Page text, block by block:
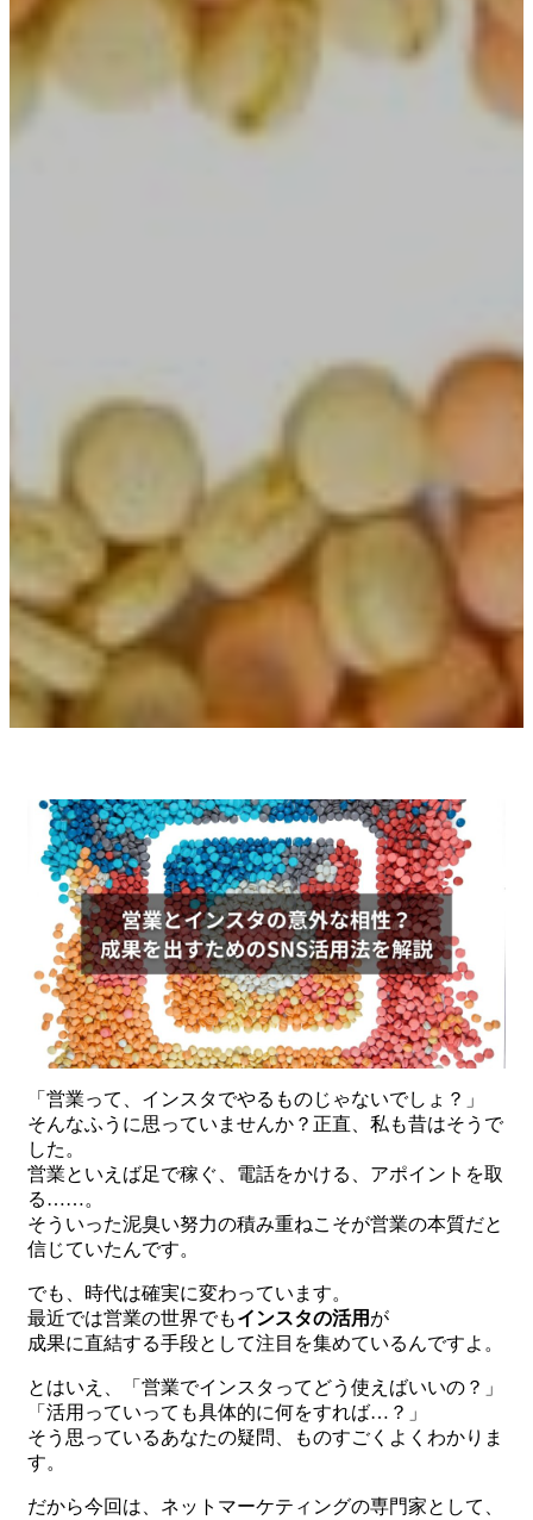
「営業って、インスタでやるものじゃないでしょ？」
そんなふうに思っていませんか？正直、私も昔はそうで
した。
営業といえば足で稼ぐ、電話をかける、アポイントを取
る……。
そういった泥臭い努力の積み重ねこそが営業の本質だと
信じていたんです。
でも、時代は確実に変わっています。
最近では営業の世界でもインスタの活用 が
成果に直結する手段として注目を集めているんですよ。
とはいえ、「営業でインスタってどう使えばいいの？」
「活用っていっても具体的に何をすれば…？」
そう思っているあなたの疑問、ものすごくよくわかりま
す。
だから今回は、ネットマーケティングの専門家として、